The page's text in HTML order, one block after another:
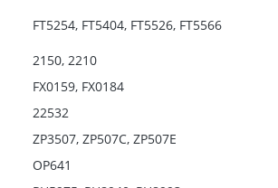
FT5254, FT5404, FT5526, FT5566
2150, 2210
FX0159, FX0184
22532
ZP3507, ZP507C, ZP507E
OP641